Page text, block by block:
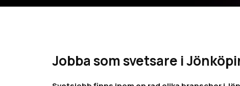
Jobba som svetsare i